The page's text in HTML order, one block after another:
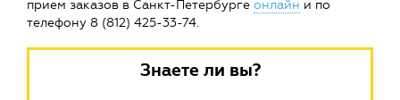
прием заказов в Санкт-Петербурге онлайн и по
телефону 8 (812) 425-33-74.
Знаете ли вы?